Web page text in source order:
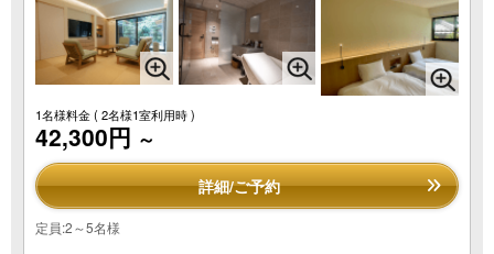
1名様料金( 2名様1室利用時 )
42,300円 ～
詳細/ご予約
定員:2～5名様